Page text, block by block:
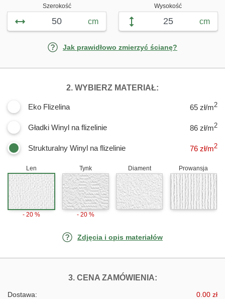
Szerokość
cm
Wysokość
cm
Jak prawidłowo zmierzyć ścianę?
2. WYBIERZ MATERIAŁ:
Eko Flizelina 65 zł/m2
Gładki Winyl na flizelinie 86 zł/m2
Strukturalny Winyl na flizelinie 76 zł/m2
Len
- 20 %
Tynk
- 20 %
Diament Prowansja
Zdjęcia i opis materiałów
3. CENA ZAMÓWIENIA:FOTOTAPETY
Dostawa: 0.00 zł